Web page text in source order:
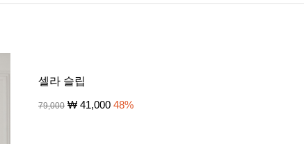
셀라 슬립
79,000 ₩ 41,000 48%